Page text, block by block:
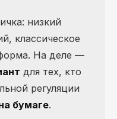
низкий
классическое
На деле —
для тех, кто
регуляции
бумаге.